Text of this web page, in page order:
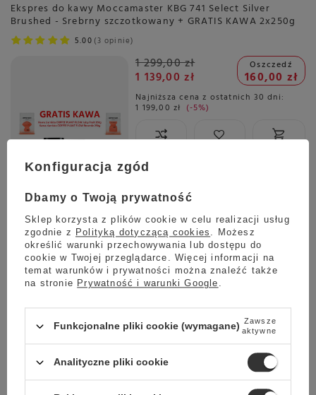
Ekspres do kawy Moccamaster KBG 741 Select Silver
Brushed - Srebrny szczotkowany + GRATIS KAWA 2x250g
5.00 3 opinie
1 299,00 zł
1 139,00 zł
Oszczedź
160,00 zł
Najniższa cena z ostatnich 30 dni:
1 199,00 zł -5%
sklepu, aby oszacować czas
przygotowania tego produktu
Darmowa dostawa
Sprawdź cennik
Promocja
Szary + GRATIS KAWA 2x250g
5.00 3 opinie
1 139,00 zł
Oszczedź
160,00 zł
Najniższa cena z ostatnich 30 dni:
Konfiguracja zgód
Dbamy o Twoją prywatność
Sklep korzysta z plików cookie w celu realizacji usług
zgodnie z Polityką dotyczącą cookies . Możesz
określić warunki przechowywania lub dostępu do
cookie w Twojej przeglądarce. Więcej informacji na
temat warunków i prywatności można znaleźć także
na stronie Prywatność i warunki Google .
Funkcjonalne pliki cookie (wymagane) Zawsze
aktywne
Analityczne pliki cookie